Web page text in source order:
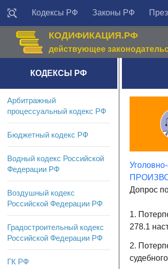
Кодексы РФ Законы РФ
КОДИФИКАЦИЯ.РФ
действующее
Допрос
1.
278.1
2.
КОДЕКСЫ РФ
Арбитражный
процессуальный кодекс РФ
Бюджетный кодекс РФ
Водный кодекс Российской
Федерации РФ
Воздушный кодекс
Российской Федерации РФ
Градостроительный кодекс
Российской Федерации РФ
ГК РФ